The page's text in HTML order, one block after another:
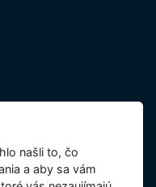
spracovávaných
našli to, čo
a aby sa vám